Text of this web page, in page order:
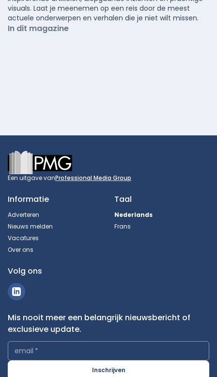
visuals. Laat je meenemen op een reis door de meest
actuele onderwerpen en verhalen die je niet wilt missen.
In dit magazine
Footer
Een uitgave vanProfessional Media Group
Informatie
Adverteren
Nieuws melden
Vacatures
Over ons
Taal
Nederlands
Frans
Volg ons
Mis nooit meer een belangrijk nieuwsbericht of
exclusieve update.
email *
Inschrijven